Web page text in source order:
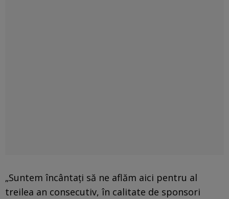
„Suntem încântați să ne aflăm aici pentru al
treilea an consecutiv, în calitate de sponsori